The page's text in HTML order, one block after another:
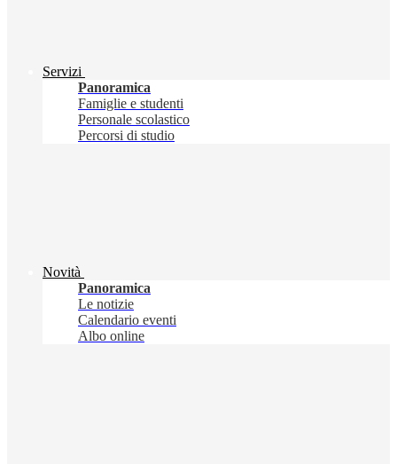
Servizi
Panoramica
Famiglie e studenti
Personale scolastico
Percorsi di studio
Novità
Panoramica
Le notizie
Calendario eventi
Albo online